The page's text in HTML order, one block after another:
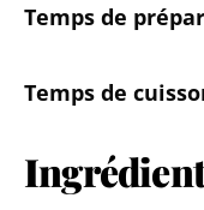
Temps de
Temps de